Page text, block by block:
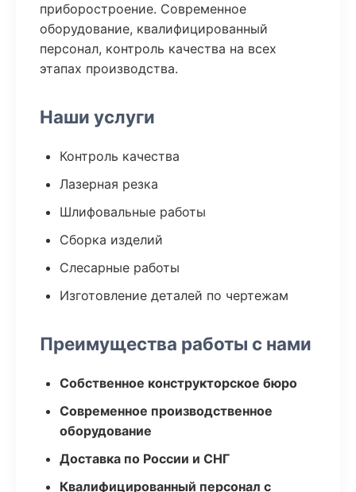
приборостроение. Современное
оборудование, квалифицированный
персонал, контроль качества на всех
этапах производства.
Наши услуги
Контроль качества
Лазерная резка
Шлифовальные работы
Сборка изделий
Слесарные работы
Изготовление деталей по чертежам
Преимущества работы с нами
Собственное конструкторское бюро
Современное производственное
оборудование
Доставка по России и СНГ
Квалифицированный персонал с